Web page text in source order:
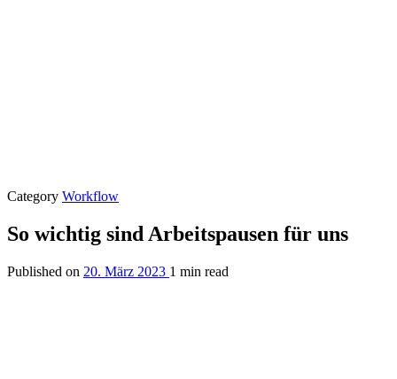
Category Workflow
So wichtig sind Arbeitspausen für uns
Published on 20. März 2023 1 min read